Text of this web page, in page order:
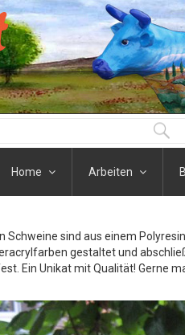
Home Arbeiten
Schweine sind aus einem
gestaltet und
Ein Unikat mit Qualität! Gerne